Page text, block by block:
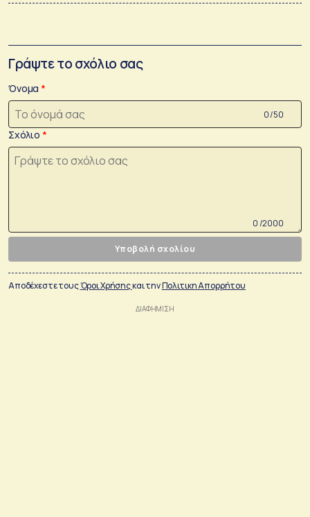
Γράψτε το σχόλιο σας
Όνομα
0 /50
Σχόλιο
0 /2000
Υποβολή σχολίου
Αποδέχεστε τουςΌροι Χρήσηςκαι τηνΠολιτικη Απορρήτου